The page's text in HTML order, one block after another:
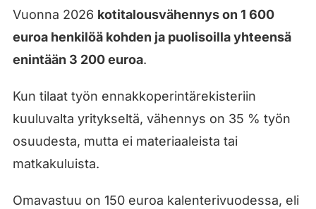
Vuonna 2026 kotitalousvähennys on 1 600
euroa henkilöä kohden ja puolisoilla yhteensä
enintään 3 200 euroa.
Kun tilaat työn ennakkoperintärekisteriin
kuuluvalta yritykseltä, vähennys on 35 % työn
osuudesta, mutta ei materiaaleista tai
matkakuluista.
Omavastuu on 150 euroa kalenterivuodessa, eli